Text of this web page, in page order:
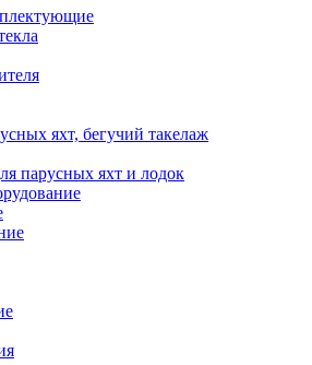
яхт, бегучий такелаж
парусных яхт и лодок